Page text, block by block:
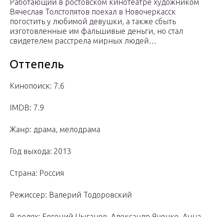
Работающий в ростовском кинотеатре художником
Вячеслав Толстопятов поехал в Новочеркасск
погостить у любимой девушки, а также сбыть
изготовленные им фальшивые деньги, но стал
свидетелем расстрела мирных людей…
Оттепель
Кинопоиск: 7.6
IMDB: 7.9
Жанр: драма, мелодрама
Год выхода: 2013
Страна: Россия
Режиссер: Валерий Тодоровский